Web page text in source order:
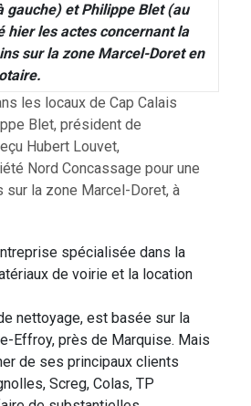
gauche) et Philippe Blet (au
hier les actes concernant la
sur la zone Marcel-Doret en
les locaux de Cap Calais
Blet, président de
Hubert Louvet,
Nord Concassage pour une
sur la zone Marcel-Doret, à
spécialisée dans la
de voirie et la location
nettoyage, est basée sur la
Effroy, près de Marquise. Mais
de ses principaux clients
Screg, Colas, TP